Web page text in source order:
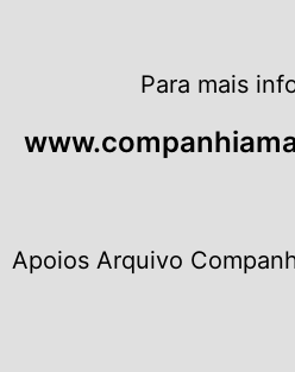
Para mais
Apoios Arquivo